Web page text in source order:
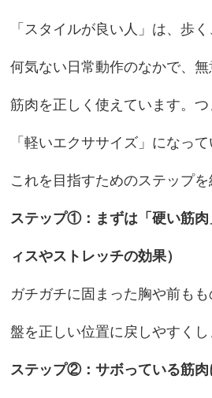
「スタイルが良い人」は、歩
何気ない日常動作のなかで、
筋肉を正しく使えています。
「軽いエクササイズ」になって
これを目指すためのステップを
ステップ①：まずは「硬い筋
ィスやストレッチの効果）
ガチガチに固まった胸や前も
盤を正しい位置に戻しやすくし
ステップ②：サボっている筋肉